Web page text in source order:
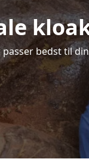
bedst til